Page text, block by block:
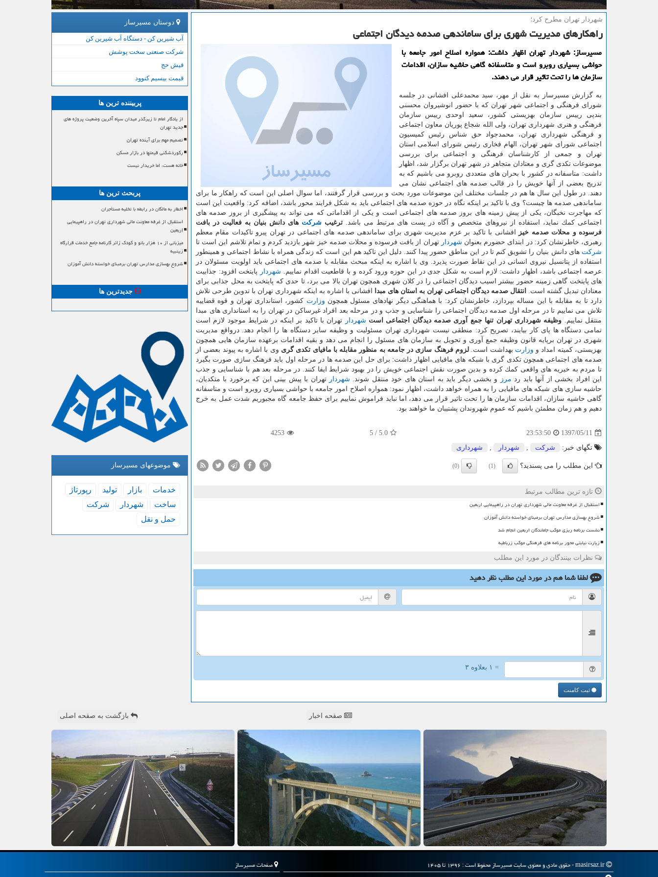
شهردار تهران مطرح كرد؛
راهكارهای مدیریت شهری برای ساماندهی صدمه دیدگان اجتماعی
مسیرساز: شهردار تهران اظهار داشت: همواره اصلاح امور جامعه با
حواشی بسیاری روبرو است و متاسفانه گاهی حاشیه سازان، اقدامات
سازمان ها را تحت تاثیر قرار می دهند.
به گزارش مسیرساز به نقل از مهر، سید محمدعلی افشانی در جلسه
شورای فرهنگی و اجتماعی شهر تهران كه با حضور انوشیروان محسنی
بندپی رییس سازمان بهزیستی كشور، سعید اوحدی رییس سازمان
فرهنگی و هنری شهرداری تهران، ولی الله شجاع پوریان معاون اجتماعی
و فرهنگی شهرداری تهران، محمدجواد حق شناس رئیس كمیسیون
اجتماعی شورای شهر تهران، الهام فخاری رئیس شورای اسلامی استان
تهران و جمعی از كارشناسان فرهنگی و اجتماعی برای بررسی
موضوعات تكدی گری و معتادان متجاهر در شهر تهران برگزار شد، اظهار
داشت: متاسفانه در كشور با بحران های متعددی روبرو می باشیم كه به
تدریج بعضی از آنها خویش را در قالب صدمه های اجتماعی نشان می
دهند. در طول این سال ها هم در جلسات مختلف این موضوعات مورد بحث و بررسی قرار گرفتند، اما سوال اصلی این است كه راهكار ما برای
ساماندهی صدمه ها چیست؟ وی با تاكید بر اینكه نگاه در حوزه صدمه های اجتماعی باید به شكل فرایند محور باشد، اضافه كرد: واقعیت این است
كه مهاجرت نخبگان، یكی از پیش زمینه های بروز صدمه های اجتماعی است و یكی از اقداماتی كه می تواند به پیشگیری از بروز صدمه های
اجتماعی كمك نماید، استفاده از نیروهای متخصص و آگاه در پست های مرتبط می باشد.ترغیبشركت های دانش بنیان به فعالیت در بافت
فرسوده و محلات صدمه خیز
افشانی با تاكید بر عزم مدیریت شهری برای ساماندهی صدمه های اجتماعی در تهران پیرو تاكیدات مقام معظم
رهبری، خاطرنشان كرد: در ابتدای حضورم بعنوان شهردار تهران از بافت فرسوده و محلات صدمه خیز شهر بازدید كردم و تمام تلاشم این است تا
شركت های دانش بنیان را تشویق كنم تا در این مناطق حضور پیدا كنند. دلیل این تاكید هم این است كه زندگی همراه با نشاط اجتماعی و همینطور
استفاده از پتانسیل نیروی انسانی در این نقاط صورت پذیرد. وی با اشاره به اینكه مبحث مقابله با صدمه های اجتماعی باید اولویت مسئولان در
عرصه اجتماعی باشد، اظهار داشت: لازم است به شكل جدی در این حوزه ورود كرده و با قاطعیت اقدام نماییم. شهردار
پایتخت افزود: جذابیت
های پایتخت گاهی زمینه حضور بیشتر اسیب دیدگان اجتماعی را در كلان شهری همچون تهران بالا می برد، تا حدی كه پایتخت به محل جذابی برای
معتادان تبدیل گشته است.
انتقال صدمه دیدگان اجتماعی تهران به استان های مبدا افشانی با اشاره به اینكه شهرداری تهران با تدوین طرحی تلاش
دارد تا به مقابله با این مساله بپردازد، خاطرنشان كرد: با هماهنگی دیگر نهادهای مسئول همچون وزارت كشور، استانداری تهران و قوه قضاییه
تلاش می نماییم تا در مرحله اول صدمه دیدگان اجتماعی را شناسایی و جذب و در مرحله بعد افراد غیرساكن در تهران را به استانداری های مبدا
منتقل نماییم. وظیفه شهرداری تهران تنها جمع آوری صدمه دیدگان اجتماعی است شهردار
تهران با تاكید بر اینكه در شرایط موجود لازم است
تمامی دستگاه ها پای كار بیایند، تصریح كرد: منطقی نیست شهرداری تهران مسئولیت و وظیفه سایر دستگاه ها را انجام دهد. درواقع مدیریت
شهری در تهران برپایه قانون وظیفه جمع آوری و تحویل به سازمان های مسئول را انجام می دهد و بقیه اقدامات برعهده سازمان هایی همچون
بهزیستی، كمیته امداد و وزارت بهداشت است. لزوم فرهنگ سازی در جامعه به منظور مقابله با مافیای تكدی گری وی با اشاره به پیوند بعضی از
صدمه های اجتماعی همچون تكدی گری با شبكه های مافیایی اظهار داشت: برای حل این صدمه ها در مرحله اول باید فرهنگ سازی صورت بگیرد
تا مردم به خیریه های واقعی كمك كرده و بدین صورت نقش اجتماعی خویش را در بهبود شرایط ایفا كنند. در مرحله بعد هم با شناسایی و جذب
این افراد بخشی از آنها باید رد مرز و بخشی دیگر باید به استان های خود منتقل شوند. شهردار تهران با پیش بینی این كه برخورد با متكدیان،
حاشیه سازی های شبكه های مافیایی را به همراه خواهد داشت، اظهار نمود: همواره اصلاح امور جامعه با حواشی بسیاری روبرو است و متاسفانه
گاهی حاشیه سازان، اقدامات سازمان ها را تحت تاثیر قرار می دهد، اما نباید فراموش نماییم برای حفظ جامعه گاه مجبوریم شدت عمل به خرج
دهیم و هم زمان مطمئن باشیم كه عموم شهروندان پشتیبان ما خواهند بود.
1397/05/11
23:53:50
5.0
/
5
4253
تگهای خبر: شركت , شهردار , شهرداری
این مطلب را می پسندید؟ (1)
(0)
تازه ترین مطالب مرتبط
استقبال از غرفه معاونت مالی شهرداری تهران در راهپیمایی اربعین
شروع بهسازی مدارس تهران برمبنای خواسته دانش آموزان
نشست برنامه ریزی موکب جاماندگان اربعین انجام شد
زیارت نیابتی محور برنامه های فرهنگی موکب زرباطیه
نظرات بینندگان در مورد این مطلب
لطفا شما همدر مورد این مطلبنظر دهید
= ۱ بعلاوه ۳
ثبت کامنت
دوستان مسیرساز
آب شیرین کن - دستگاه آب شیرین کن
شرکت صنعتی سخت پوشش
فیش حج
قیمت بیسیم کنوود
پربیننده ترین ها
از یادگار امام تا زیرگذر میدان سپاه آخرین وضعیت پروژه های
جدید تهران
تصمیم مهم برای آینده تهران
رکوردشکنی قیمتها در بازار مسکن
خانه هست، اما خریدار نیست
پربحث ترین ها
اخطار به مالکان در رابطه با تخلیه مستأجران
استقبال از غرفه معاونت مالی شهرداری تهران در راهپیمایی
اربعین
میزبانی از ۱۰ هزار بانو و کودک زائر کارنامه جامع خدمات قرارگاه
زینبیه
شروع بهسازی مدارس تهران برمبنای خواسته دانش آموزان
جدیدترین ها
موضوعهای مسیرساز
خدمات بازار تولید
رپورتاژ
ساخت
شهردار
شركت
حمل و نقل
صفحه اخبار بازگشت به صفحه اصلی
صفحات مسیرساز